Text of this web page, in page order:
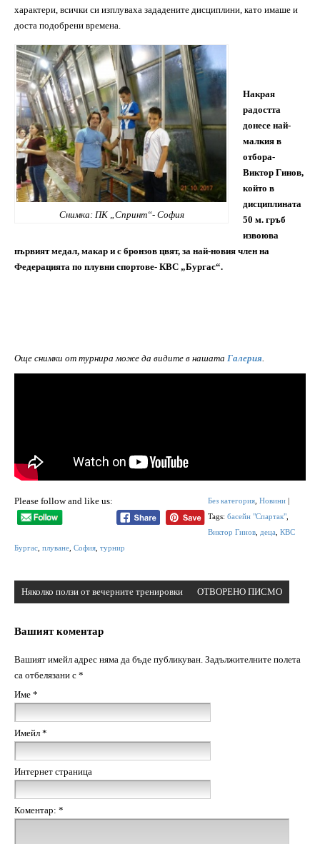
характери, всички си изплуваха зададените дисциплини, като имаше и
доста подобрени времена.
Снимка: ПК „Спринт“- София
Накрая
радостта
донесе най-
малкия в
отбора-
Виктор Гинов,
който в
дисциплината
50 м. гръб
извоюва
първият медал, макар и с бронзов цвят, за най-новия член на
Федерацията по плувни спортове- КВС „Бургас“.
Още снимки от турнира може да видите в нашата Галерия.
Please follow and like us: Без категория ,Новини |
Tags:басейн "Спартак"
Виктор Гинов деца ,КВС
Бургас плуване София турнир
Няколко ползи от вечерните тренировки ОТВОРЕНО ПИСМО
Вашият коментар
Вашият имейл адрес няма да бъде публикуван. Задължителните полета
са отбелязани с *
Име *
Имейл *
Интернет страница
Коментар: *